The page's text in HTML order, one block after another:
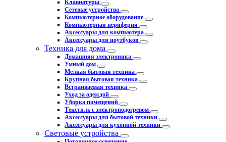
Клавиатуры
Сетевые устройства
Компьютерное оборудование
Компьютерная периферия
Аксессуары для компьютера
Аксессуары для ноутбуков
Техника для дома
Домашняя электроника
Умный дом
Мелкая бытовая техника
Крупная бытовая техника
Встраиваемая техника
Уход за одеждой
Уборка помещений
Текстиль с электроподогревом
Аксессуары для бытовой техники
Аксессуары для кухонной техники
Световые устройства